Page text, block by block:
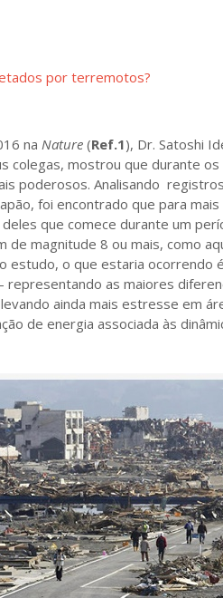
por terremotos?
na Nature (Ref.1), Dr. Satoshi
colegas, mostrou que durante
poderosos. Analisando
foi encontrado que para
que comece durante um
de magnitude 8 ou mais, como
estudo, o que estaria ocorrendo
as maiores
ainda mais estresse em
de energia associada às